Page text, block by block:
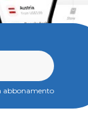
abbonamento